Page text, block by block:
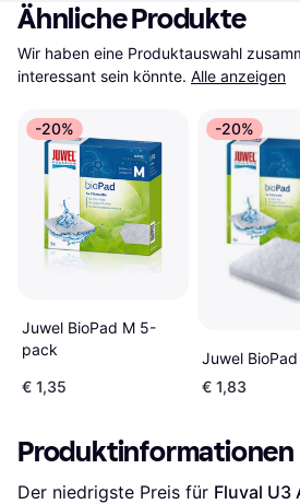
Ähnliche Produkte
Wir haben eine Produktauswahl
interessant sein könnte. Alle anzeigen
-20%
Juwel BioPad M 5-
pack
€ 1,35
-20%
Juwel BioPad
€ 1,83
Produktinformationen
Der niedrigste Preis für Fluval U3